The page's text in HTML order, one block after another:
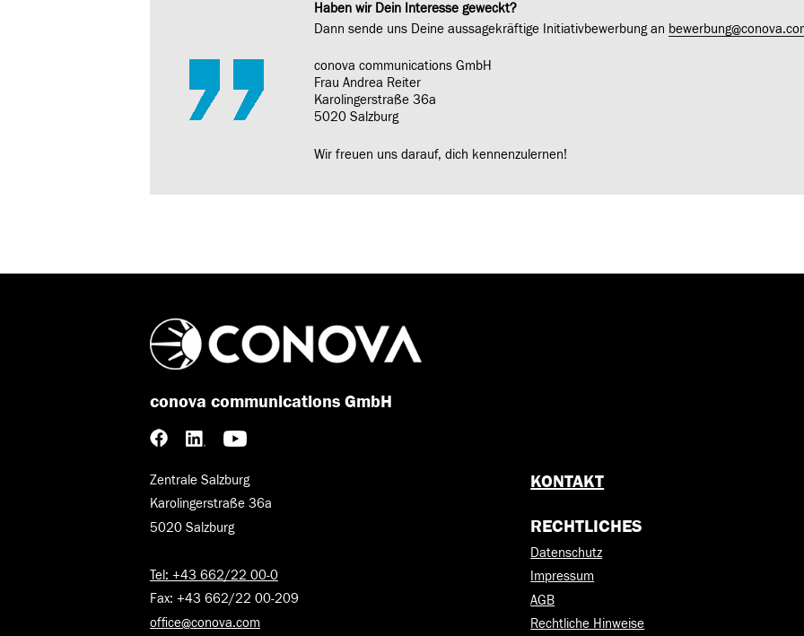
Haben wir Dein Interesse geweckt?
Dann sende uns Deine aussagekräftige Initiativbewerbung an
conova communications GmbH
Frau Andrea Reiter
Karolingerstraße 36a
5020 Salzburg
Wir freuen uns darauf, dich kennenzulernen!
conova communications GmbH
Zentrale Salzburg
Karolingerstraße 36a
5020 Salzburg
Tel: +43 662/22 00-0
Fax: +43 662/22 00-209
office@conova.com
KONTAKT
RECHTLICHES
Datenschutz
Impressum
AGB
Rechtliche Hinweise